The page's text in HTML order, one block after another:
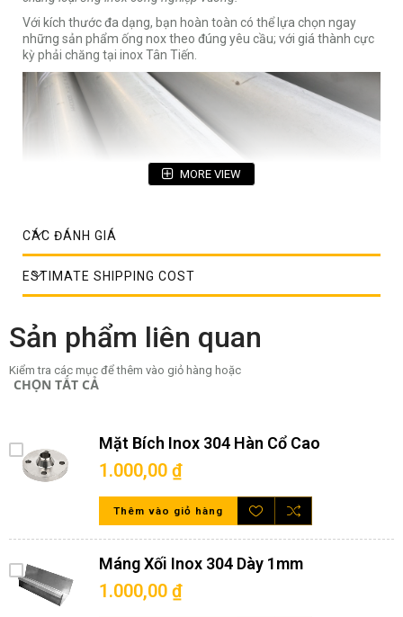
Với kích thước đa dạng, bạn hoàn toàn có thể lựa chọn ngay
những sản phẩm ống nox theo đúng yêu cầu; với giá thành cực
kỳ phải chăng tại inox Tân Tiến.
Ống inox công nghiệp tròn dạng đúc
Quy cách ống inox công nghiệp
+ Dòng: Công nghiệp
+ Hình thức: Ống/ cây tròn
MORE VIEW
CÁC ĐÁNH GIÁ
ESTIMATE SHIPPING COST
Sản phẩm liên quan
Kiểm tra các mục để thêm vào giỏ hàng hoặc
CHỌN TẤT CẢ
Mặt Bích Inox 304 Hàn Cổ Cao
1.000,00 ₫
Thêm vào giỏ hàng
Máng Xối Inox 304 Dày 1mm
1.000,00 ₫